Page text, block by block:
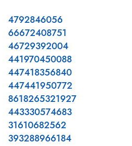
4792846056
66672408751
46729392004
441970450088
447418356840
447441950772
8618265321927
443330574683
31610682562
393288966184